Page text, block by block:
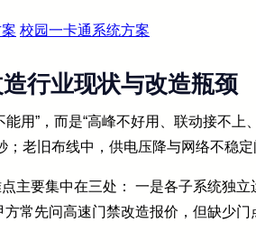
校园一卡通系统方案
行业现状与改造瓶颈
能用”，而是“高峰不好用、联动接不
；老旧布线中，供电压降与网络不稳定
主要集中在三处： 一是各子系统独
常先问高速门禁改造报价，但缺少门